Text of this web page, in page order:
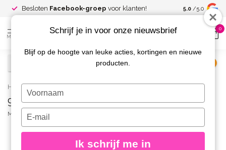
Besloten Facebook-groep voor klanten! Spaar voor
kortingen
5.0 /5.0
MENU
0
Home / 996 Gel Look Nagellak Théa
996 Gel Look Nagellak Théa
MOYRA
Schrijf je in voor onze nieuwsbrief
Blijf op de hoogte van leuke acties, kortingen en nieuwe
producten.
Typ
je
naam
Typ
je
e-
Ik schrijf me in